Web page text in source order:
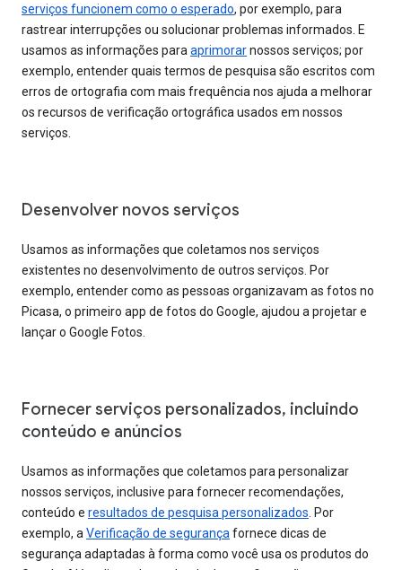
serviços funcionem como o esperado, por exemplo, para
rastrear interrupções ou solucionar problemas informados. E
usamos as informações para aprimorarnossos serviços; por
exemplo, entender quais termos de pesquisa são escritos com
erros de ortografia com mais frequência nos ajuda a melhorar
os recursos de verificação ortográfica usados em nossos
serviços.
Desenvolver novos serviços
Usamos as informações que coletamos nos serviços
existentes no desenvolvimento de outros serviços. Por
exemplo, entender como as pessoas organizavam as fotos no
Picasa, o primeiro app de fotos do Google, ajudou a projetar e
lançar o Google Fotos.
Fornecer serviços personalizados, incluindo
conteúdo e anúncios
Usamos as informações que coletamos para personalizar
nossos serviços, inclusive para fornecer recomendações,
conteúdo e resultados de pesquisa personalizados . Por
exemplo, a Verificação de segurança fornece dicas de
segurança adaptadas à forma como você usa os produtos do